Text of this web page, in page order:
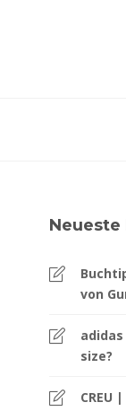
von
size?
CREU